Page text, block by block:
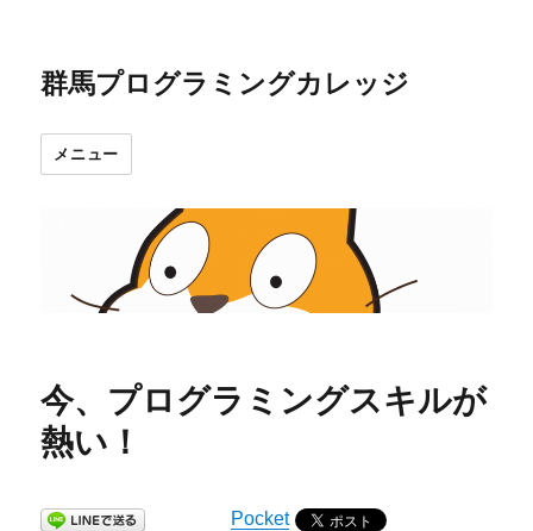
群馬プログラミングカレッジ
メニュー
今、プログラミングスキルが
熱い！
Pocket